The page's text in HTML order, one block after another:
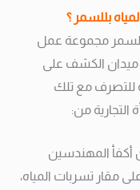
بللسمر ؟
مجموعة عمل
ميدان الكشف على
للتصرف مع تلك
من:
المهندسين
مقار تسربات المياه،